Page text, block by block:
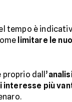
tempo è
limitare le
dall’
interesse più